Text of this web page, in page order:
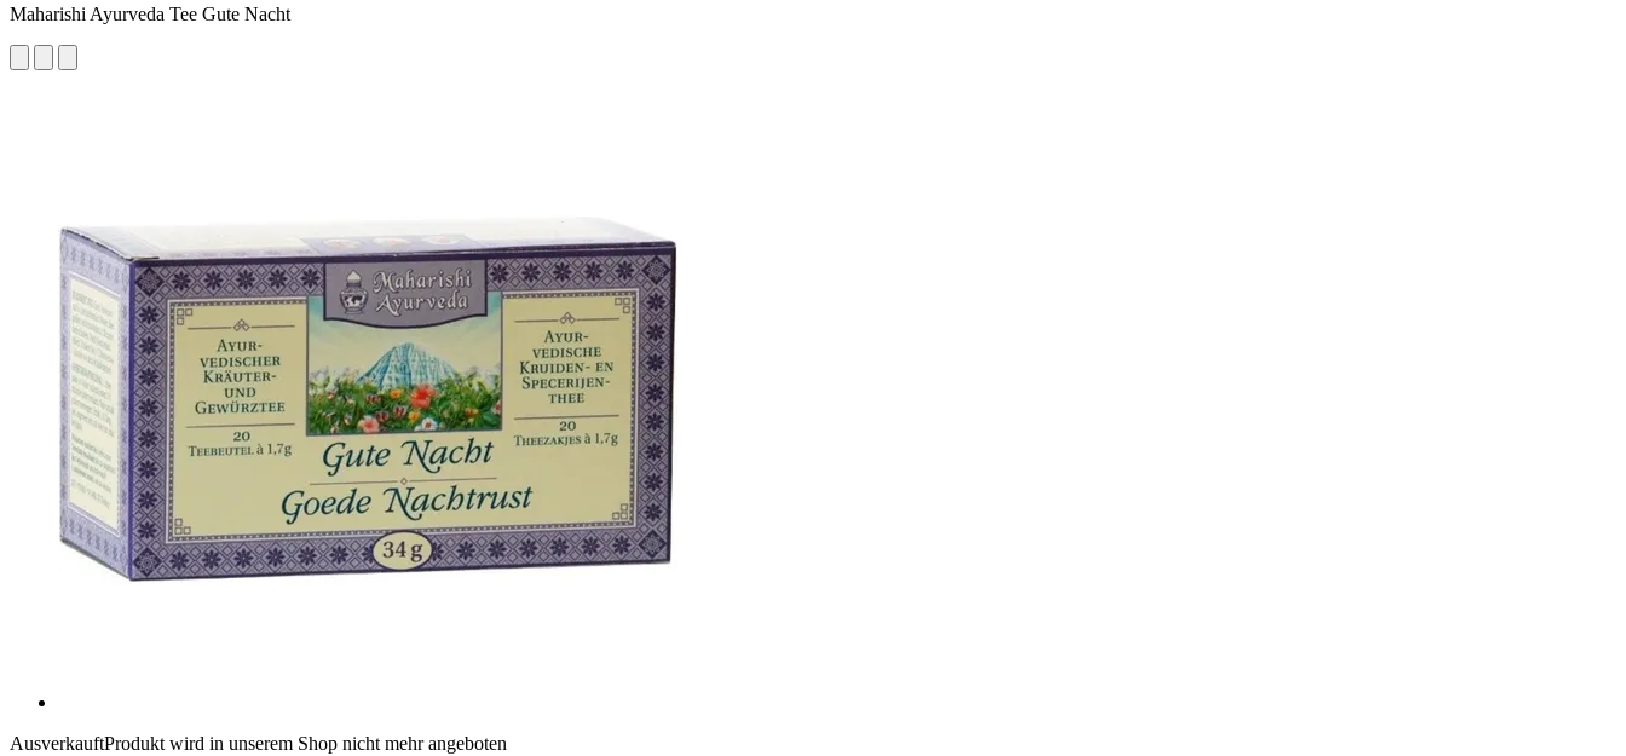
Maharishi Ayurveda Tee Gute Nacht
AusverkauftProdukt wird in unserem Shop nicht mehr angeboten